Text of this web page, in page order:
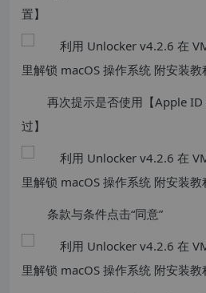
置】
再次提示是否使用【Apple
过】
条款与条件点击“同意”